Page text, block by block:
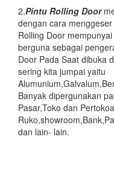
2.Pintu Rolling Door
dengan cara
Rolling Door
berguna sebagai
Door Pada Saat dibuka
sering kita jumpai yaitu
Banyak dipergunakan
Pasar,Toko dan
dan lain- lain.